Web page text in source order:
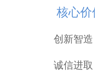
核心价
创新智造
诚信进取